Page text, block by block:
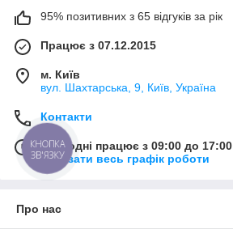
95% позитивних з 65 відгуків за рік
Працює з 07.12.2015
м. Київ
вул. Шахтарська, 9, Київ, Україна
Контакти
Сьогодні працює з 09:00 до 17:00
Показати весь графік роботи
Про нас
КНОПКА
ЗВ'ЯЗКУ